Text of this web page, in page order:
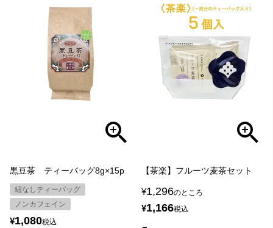
黒豆茶 ティーバッグ8g×15p
紐なしティーバッグ
ノンカフェイン
¥1,080税込
【茶楽】フルーツ麦茶セット
¥1,296のところ
¥1,166税込